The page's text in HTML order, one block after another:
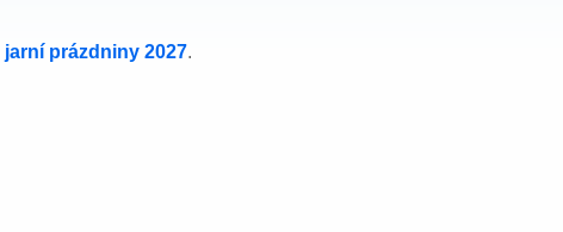
jarní prázdniny 2027.